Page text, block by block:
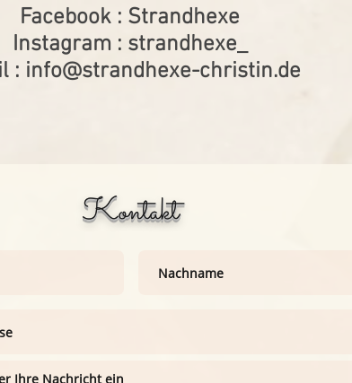
​​Facebook : Strandhexe
Instagram : strandhexe_
: info@strandhexe-christin.de
Kontakt